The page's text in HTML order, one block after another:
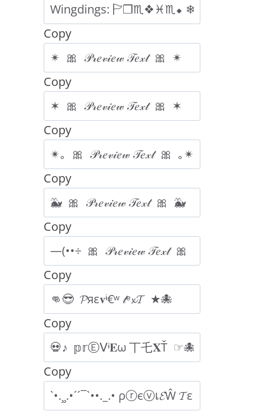
Copy
Copy
Copy
Copy
Copy
Copy
Copy
Copy